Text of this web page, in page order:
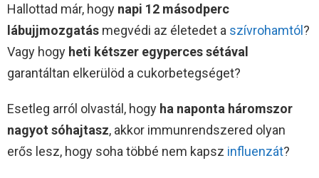
Hallottad már, hogy napi 12 másodperc
lábujjmozgatás megvédi az életedet a szívrohamtól?
Vagy hogy heti kétszer egyperces sétával
garantáltan elkerülöd a cukorbetegséget?
Esetleg arról olvastál, hogy ha naponta háromszor
nagyot sóhajtasz, akkor immunrendszered olyan
erős lesz, hogy soha többé nem kapsz influenzát?